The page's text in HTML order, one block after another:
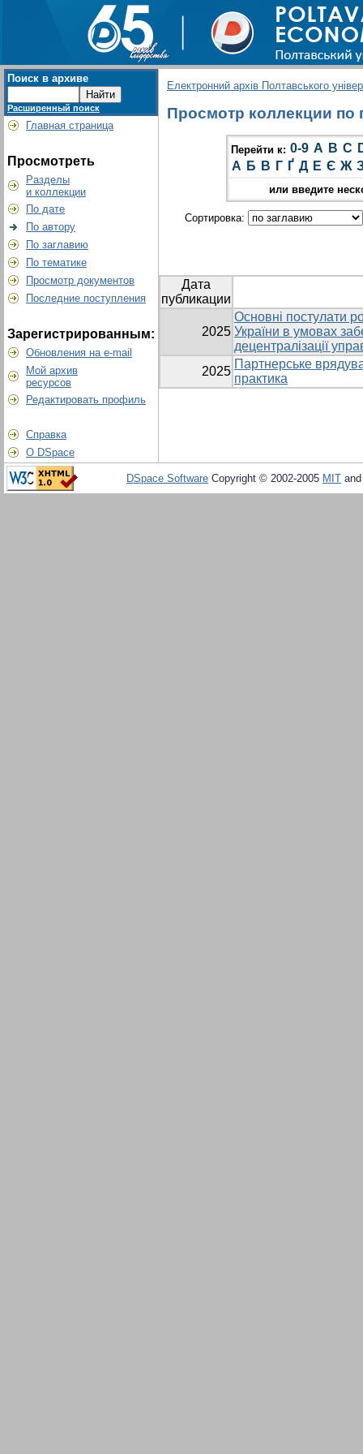
Поиск в архиве
Расширенный поиск
Главная страница
Просмотреть
Разделы
и коллекции
По дате
По автору
По заглавию
По тематике
Просмотр документов
Последние поступления
Зарегистрированным:
Обновления на e-mail
Мой архив
ресурсов
Редактировать профиль
Справка
О DSpace
Електронний архів Полтавського
Просмотр коллекции по
Перейти к: 0-9 A B C
А Б В Г Ґ Д Е Є Ж
или введите
Сортировка:
Дата
публикации
2025
Основні постулати
України в умовах
децентралізації
2025
Партнерське
практика
DSpace Software Copyright © 2002-2005 MIT